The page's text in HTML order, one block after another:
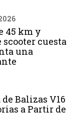
45 km y
scooter cuesta
una
Balizas V16
a Partir de